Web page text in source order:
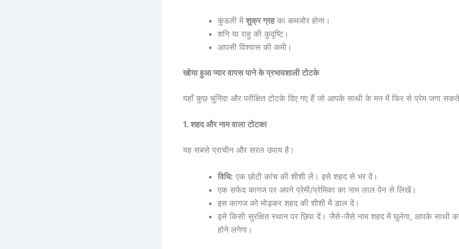
कुंडली में शुक्र ग्रहका कमजोर होना।
शनि या राहु की कुदृष्टि।
आपसी विश्वास की कमी।
खोया हुआ प्यार वापस पाने के प्रभावशाली टोटके
यहाँ कुछ चुनिंदा और परीक्षित टोटके दिए गए हैं जो आपके साथी के मन में फिर से प्रेम जगा
1. शहद और नाम वाला टोटका
यह सबसे प्राचीन और सरल उपाय है।
विधि: एक छोटी कांच की शीशी लें। इसे शहद से भर दें।
एक सफेद कागज पर अपने प्रेमी/प्रेमिका का नाम लाल पेन से लिखें।
इस कागज को मोड़कर शहद की शीशी में डाल दें।
इसे किसी सुरक्षित स्थान पर छिपा दें। जैसे-जैसे नाम शहद में घुलेगा, आपके साथी का
होने लगेगा।